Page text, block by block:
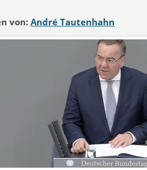
von:André Tautenhahn